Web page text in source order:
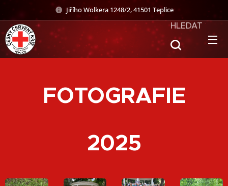
Jiřího Wolkera 1248/2, 41501 Teplice
HLEDAT
FOTOGRAFIE
2025